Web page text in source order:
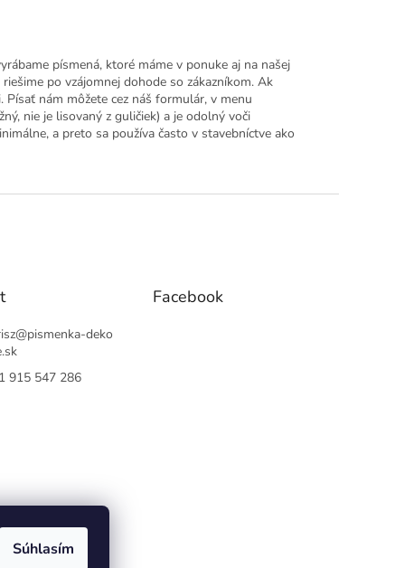
Súhlasím
písmená, ktoré máme v ponuke aj na našej
po vzájomnej dohode so zákazníkom. Ak
nám môžete cez náš formulár, v menu
nie je lisovaný z guličiek) a je odolný voči
a preto sa používa často v stavebníctve ako
@pismenka-deko
915 547 286
Facebook